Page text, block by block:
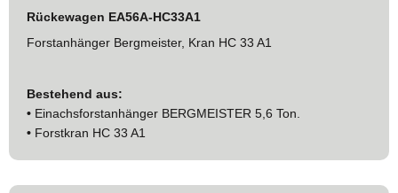
Rückewagen EA56A-HC33A1
Forstanhänger Bergmeister, Kran HC 33 A1
Bestehend aus:
• Einachsforstanhänger BERGMEISTER 5,6 Ton.
• Forstkran HC 33 A1